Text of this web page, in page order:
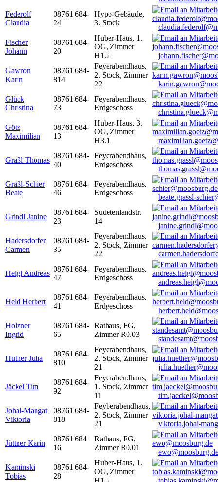
Federolf
Claudia
08761 684-
24
Hypo-Gebäude,
3. Stock
Fischer
Johann
08761 684-
20
Huber-Haus, 1.
OG, Zimmer
H1.2
Gawron
Karin
08761 684-
814
Feyerabendhaus,
2. Stock, Zimmer
22
Glück
Christina
08761 684-
73
Feyerabendhaus,
Erdgeschoss
Götz
Maximilian
08761 684-
13
Huber-Haus, 3.
OG, Zimmer
H3.1
Graßl Thomas
08761 684-
40
Feyerabendhaus,
Erdgeschoss
Graßl-Schier
Beate
08761 684-
46
Feyerabendhaus,
Erdgeschoss
beate.grassl-
Grindl Janine
08761 684-
23
Sudetenlandstr.
14
Hadersdorfer
Carmen
08761 684-
35
Feyerabendhaus,
2. Stock, Zimmer
22
Heigl Andreas
08761 684-
47
Feyerabendhaus,
Erdgeschoss
Held Herbert
08761 684-
41
Feyerabendhaus,
Erdgeschoss
Holzner
Ingrid
08761 684-
65
Rathaus, EG,
Zimmer R0.03
Hüther Julia
08761 684-
810
Feyerabendhaus,
2. Stock, Zimmer
21
Jäckel Tim
08761 684-
92
Feyerabendhaus,
1. Stock, Zimmer
11
Johal-Mangat
Viktoria
08761 684-
818
Feyberabendhaus,
2. Stock, Zimmer
21
viktoria.johal-
Jüttner Karin
08761 684-
16
Rathaus, EG,
Zimmer R0.01
ewo@moosburg.de
Kaminski
Tobias
08761 684-
28
Huber-Haus, 1.
OG, Zimmer
H1.2